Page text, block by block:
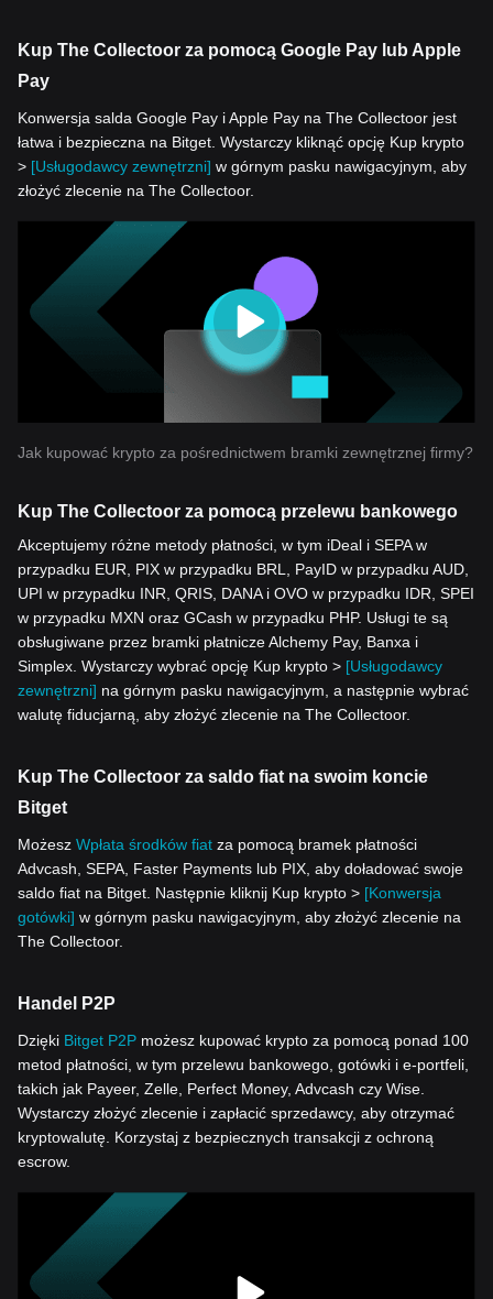
Kup The Collectoor za pomocą Google Pay lub Apple
Pay
Konwersja salda Google Pay i Apple Pay na The Collectoor jest
łatwa i bezpieczna na Bitget. Wystarczy kliknąć opcję Kup krypto
> [Usługodawcy zewnętrzni] w górnym pasku nawigacyjnym, aby
złożyć zlecenie na The Collectoor.
Jak kupować krypto za pośrednictwem bramki zewnętrznej firmy?
Kup The Collectoor za pomocą przelewu bankowego
Akceptujemy różne metody płatności, w tym iDeal i SEPA w
przypadku EUR, PIX w przypadku BRL, PayID w przypadku AUD,
UPI w przypadku INR, QRIS, DANA i OVO w przypadku IDR, SPEI
w przypadku MXN oraz GCash w przypadku PHP. Usługi te są
obsługiwane przez bramki płatnicze Alchemy Pay, Banxa i
Simplex. Wystarczy wybrać opcję Kup krypto > [Usługodawcy
zewnętrzni] na górnym pasku nawigacyjnym, a następnie wybrać
walutę fiducjarną, aby złożyć zlecenie na The Collectoor.
Kup The Collectoor za saldo fiat na swoim koncie
Bitget
Możesz Wpłata środków fiat za pomocą bramek płatności
Advcash, SEPA, Faster Payments lub PIX, aby doładować swoje
saldo fiat na Bitget. Następnie kliknij Kup krypto > [Konwersja
gotówki] w górnym pasku nawigacyjnym, aby złożyć zlecenie na
The Collectoor.
Handel P2P
Dzięki Bitget P2P możesz kupować krypto za pomocą ponad 100
metod płatności, w tym przelewu bankowego, gotówki i e-portfeli,
takich jak Payeer, Zelle, Perfect Money, Advcash czy Wise.
Wystarczy złożyć zlecenie i zapłacić sprzedawcy, aby otrzymać
kryptowalutę. Korzystaj z bezpiecznych transakcji z ochroną
escrow.